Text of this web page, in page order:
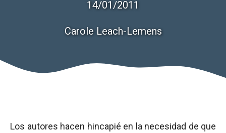
14/01/2011
Carole Leach-Lemens
Los autores hacen hincapié en la necesidad de que